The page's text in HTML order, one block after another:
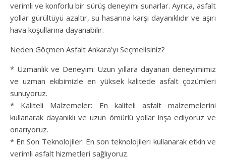
verimli ve konforlu bir sürüş deneyimi sunarlar. Ayrıca, asfalt
yollar gürültüyü azaltır, su hasarına karşı dayanıklıdır ve aşırı
hava koşullarına dayanabilir.
Neden Göçmen Asfalt Ankara’yı Seçmelisiniz?
* Uzmanlık ve Deneyim: Uzun yıllara dayanan deneyimimiz
ve uzman ekibimizle en yüksek kalitede asfalt çözümleri
sunuyoruz.
* Kaliteli Malzemeler: En kaliteli asfalt malzemelerini
kullanarak dayanıklı ve uzun ömürlü yollar inşa ediyoruz ve
onarıyoruz.
* En Son Teknolojiler: En son teknolojileri kullanarak etkin ve
verimli asfalt hizmetleri sağlıyoruz.